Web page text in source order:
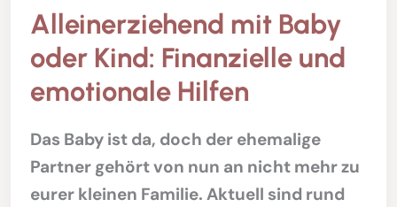
Alleinerziehend mit Baby
oder Kind: Finanzielle und
emotionale Hilfen
Das Baby ist da, doch der ehemalige
Partner gehört von nun an nicht mehr zu
eurer kleinen Familie. Aktuell sind rund